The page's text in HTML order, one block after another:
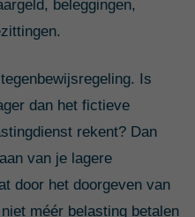
beleggingen,
Is
dan het fictieve
rekent? Dan
van je lagere
door het doorgeven van
méér belasting betalen